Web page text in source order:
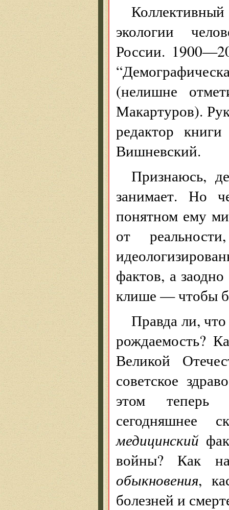
экологии
России.
(нелишне
Макартуров).
редактор
Вишневский.
Признаюсь,
занимает. Но
понятном ему
от
фактов, а
клише — чтобы
Правда ли,
рождаемость?
Великой
советское
этом теперь
сегодняшнее
медицинский
войны? Как
обыкновения,
болезней и